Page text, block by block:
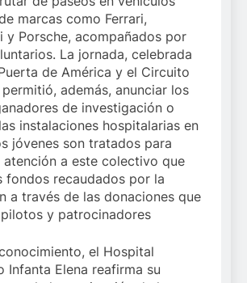
marcas como Ferrari,
y Porsche, acompañados por
La jornada, celebrada
de América y el Circuito
además, anunciar los
de investigación o
instalaciones hospitalarias en
jóvenes son tratados para
a este colectivo que
fondos recaudados por la
a través de las donaciones que
y patrocinadores
el Hospital
Infanta Elena reafirma su